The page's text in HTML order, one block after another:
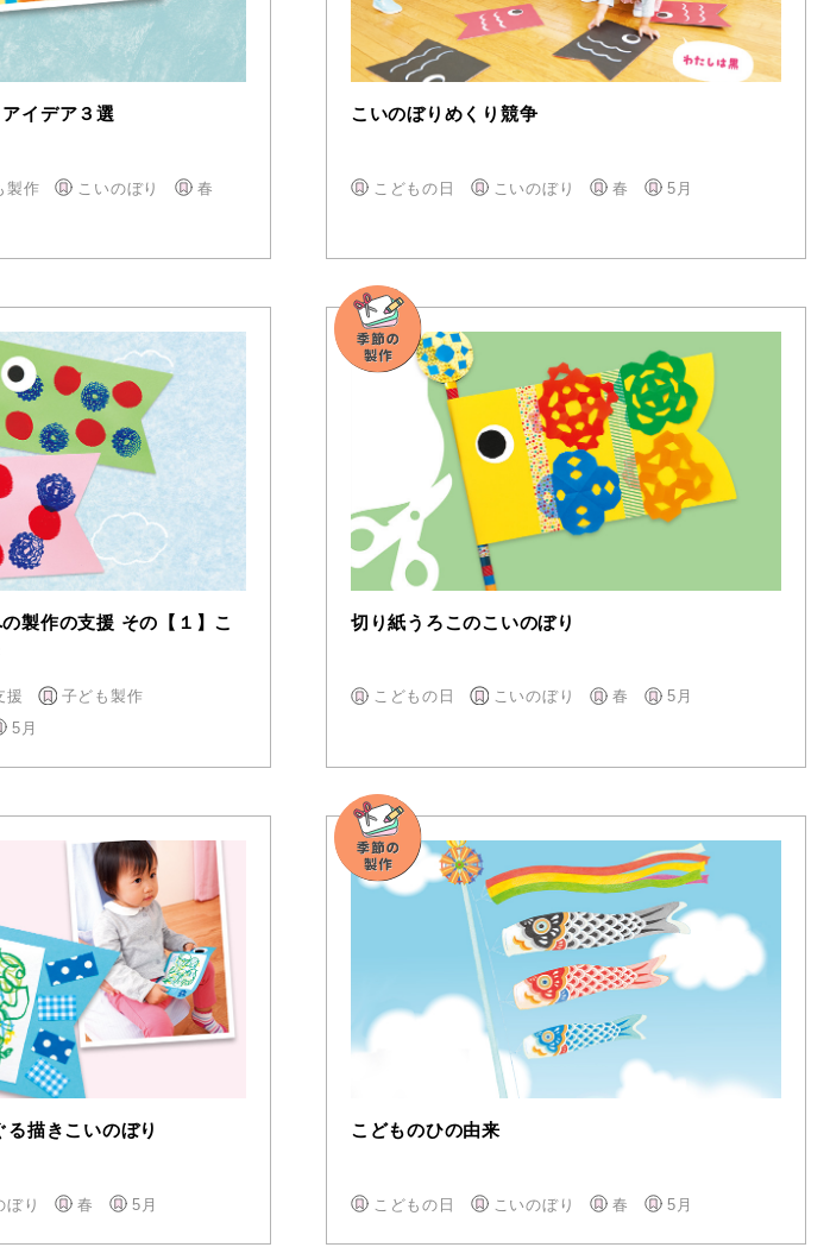
イデア３選
製作 こいのぼり
春
こいのぼりめくり競争
こどもの日 こいのぼり 春 5月
製作の支援 その【１】こ
援
子ども製作
5月
切り紙うろこのこいのぼり
こどもの日 こいのぼり 春 5月
る描きこいのぼり
ぼり 春 5月
こどものひの由来
こどもの日 こいのぼり 春 5月